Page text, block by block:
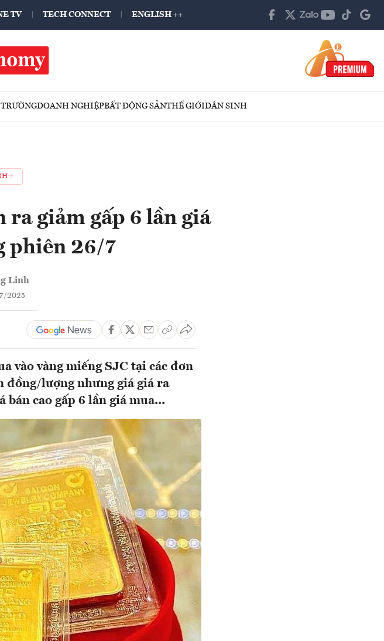
TV TECH CONNECT ENGLISH ++
DOANH NGHIỆPBẤT ĐỘNG SẢNTHẾ GIỚIDÂN SINH
ra giảm gấp 6 lần giá
phiên 26/7
Linh
2025
vào vàng miếng SJC tại các đơn
đồng/lượng nhưng giá giá ra
cao gấp 6 lần giá mua...